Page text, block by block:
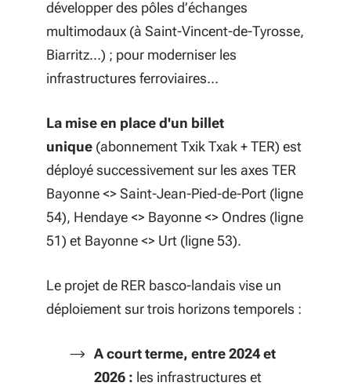
développer des pôles d’échanges
multimodaux (à Saint-Vincent-de-Tyrosse,
Biarritz…) ; pour moderniser les
infrastructures ferroviaires…
La mise en place d'un billet
unique (abonnement Txik Txak + TER) est
déployé successivement sur les axes TER
Bayonne <> Saint-Jean-Pied-de-Port (ligne
54), Hendaye <> Bayonne <> Ondres (ligne
51) et Bayonne <> Urt (ligne 53).
Le projet de RER basco-landais vise un
déploiement sur trois horizons temporels :
A court terme, entre 2024 et
2026 : les infrastructures et